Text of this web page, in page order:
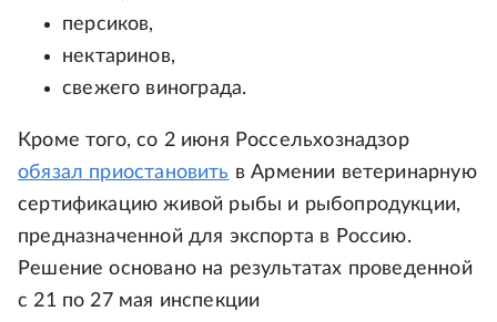
персиков,
нектаринов,
свежего винограда.
Кроме того, со 2 июня Россельхознадзор
обязал приостановить в Армении ветеринарную
сертификацию живой рыбы и рыбопродукции,
предназначенной для экспорта в Россию.
Решение основано на результатах проведенной
с 21 по 27 мая инспекции